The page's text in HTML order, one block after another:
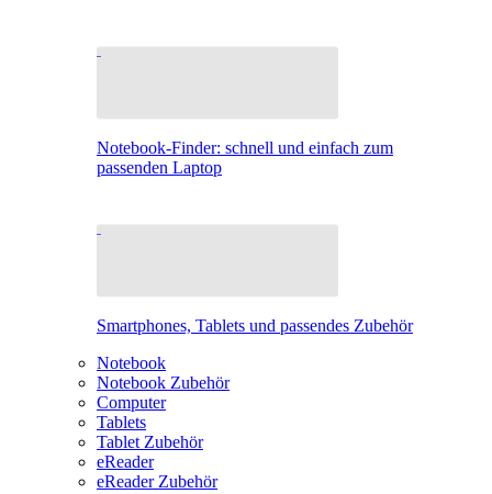
Notebook-Finder: schnell und einfach zum
passenden Laptop
Smartphones, Tablets und passendes Zubehör
Notebook
Notebook Zubehör
Computer
Tablets
Tablet Zubehör
eReader
eReader Zubehör